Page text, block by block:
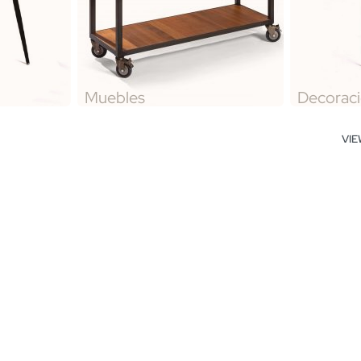
Muebles